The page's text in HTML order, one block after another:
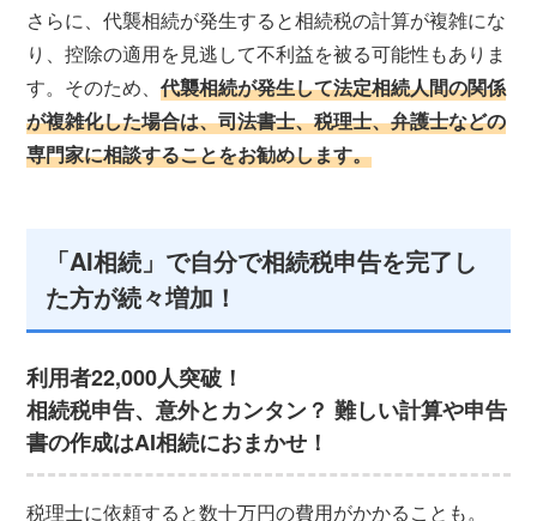
さらに、代襲相続が発生すると相続税の計算が複雑にな
り、控除の適用を見逃して不利益を被る可能性もありま
す。そのため、代襲相続が発生して法定相続人間の関係
が複雑化した場合は、司法書士、税理士、弁護士などの
専門家に相談することをお勧めします。
「AI相続」で自分で相続税申告を完了し
た方が続々増加！
利用者22,000人突破！
相続税申告、意外とカンタン？ 難しい計算や申告
書の作成はAI相続におまかせ！
税理士に依頼すると数十万円の費用がかかることも。